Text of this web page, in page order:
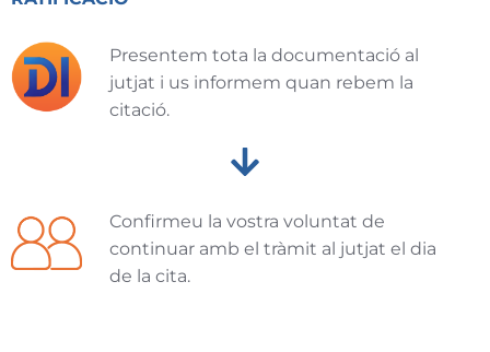
Presentem tota la documentació al
jutjat i us informem quan rebem la
citació.
Confirmeu la vostra voluntat de
continuar amb el tràmit al jutjat el dia
de la cita.